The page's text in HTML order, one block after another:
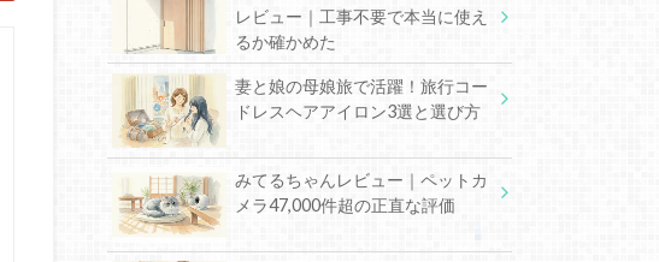
レビュー｜工事不要で本当に使え
るか確かめた
妻と娘の母娘旅で活躍！旅行コー
ドレスヘアアイロン3選と選び方
みてるちゃんレビュー｜ペットカ
メラ47,000件超の正直な評価